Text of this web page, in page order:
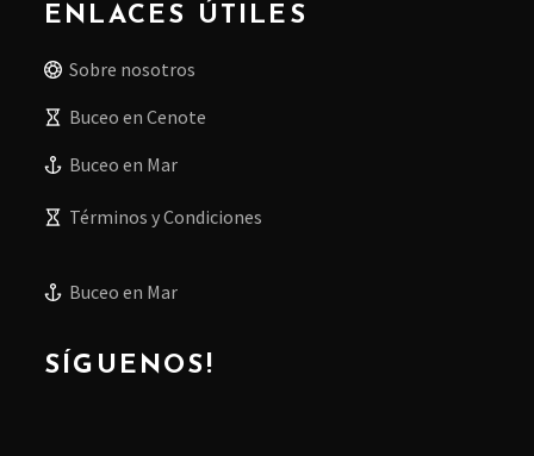
ENLACES ÚTILES
Sobre nosotros
Buceo en Cenote
Buceo en Mar
Términos y Condiciones
Buceo en Mar
SÍGUENOS!